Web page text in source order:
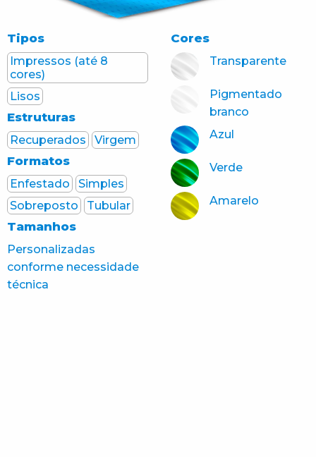
Tipos
Impressos (até 8
cores)
Lisos
Estruturas
Recuperados Virgem
Formatos
Enfestado
Simples
Sobreposto
Tubular
Tamanhos
Personalizadas
conforme necessidade
técnica
Cores
Transparente
Pigmentado
branco
Azul
Verde
Amarelo